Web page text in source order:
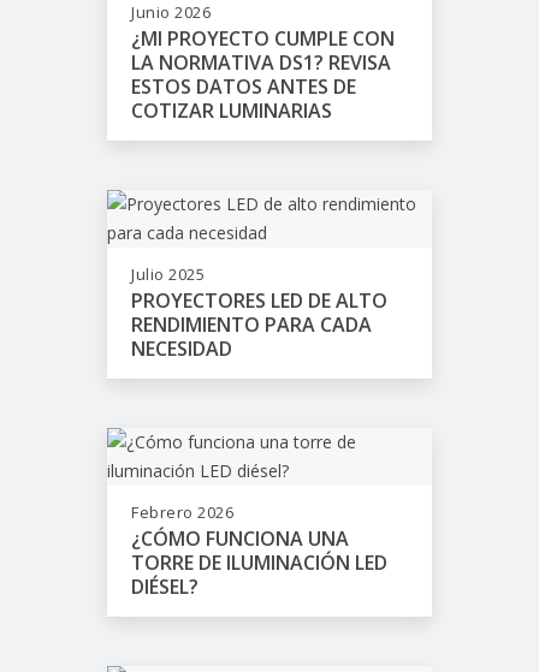
Junio 2026
¿MI PROYECTO CUMPLE CON
LA NORMATIVA DS1? REVISA
ESTOS DATOS ANTES DE
COTIZAR LUMINARIAS
Julio 2025
PROYECTORES LED DE ALTO
RENDIMIENTO PARA CADA
NECESIDAD
Febrero 2026
¿CÓMO FUNCIONA UNA
TORRE DE ILUMINACIÓN LED
DIÉSEL?